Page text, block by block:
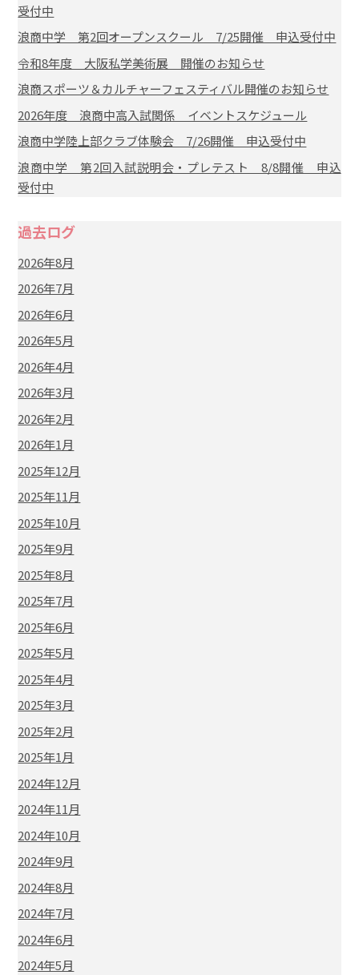
受付中
浪商中学 第2回オープンスクール 7/25開催 申込受付中
令和8年度 大阪私学美術展 開催のお知らせ
浪商スポーツ＆カルチャーフェスティバル開催のお知らせ
2026年度 浪商中高入試関係 イベントスケジュール
浪商中学陸上部クラブ体験会 7/26開催 申込受付中
浪商中学 第2回入試説明会・プレテスト 8/8開催 申込
受付中
過去ログ
2026年8月
2026年7月
2026年6月
2026年5月
2026年4月
2026年3月
2026年2月
2026年1月
2025年12月
2025年11月
2025年10月
2025年9月
2025年8月
2025年7月
2025年6月
2025年5月
2025年4月
2025年3月
2025年2月
2025年1月
2024年12月
2024年11月
2024年10月
2024年9月
2024年8月
2024年7月
2024年6月
2024年5月